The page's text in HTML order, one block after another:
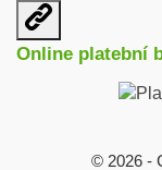
Otevřit
užitečné
odkazy
Online platební
© 2026 -